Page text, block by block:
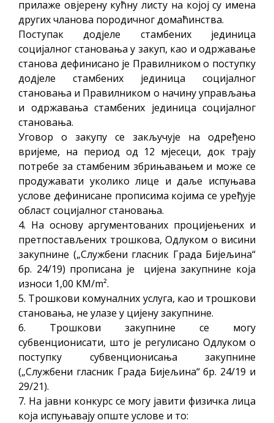
прилаже овјерену кућну листу на којој су имена
других чланова породичног домаћинства.
Поступак додјеле стамбених јединица
социјалног становања у закуп, као и одржавање
станова дефинисано је Правилником о поступку
додјеле стамбених јединица социјалног
становања и Правилником о начину управљања
и одржавања стамбених јединица социјалног
становања.
Уговор о закупу се закључује на одређено
вријеме, на период од 12 мјесеци, док трају
потребе за стамбеним збрињавањем и може се
продужавати уколико лице и даље испуњава
услове дефинисане прописима којима се уређује
област социјалног становања.
4. На основу аргументованих процијењених и
претпостављених трошкова, Одлуком о висини
закупнине („Службени гласник Града Бијељина“
бр. 24/19) прописана је цијена закупнине која
износи 1,00 КМ/m².
5. Трошкови комуналних услуга, као и трошкови
становања, не улазе у цијену закупнине.
6. Трошкови закупнине се могу
субвенционисати, што је регулисано Одлуком о
поступку субвенционисања закупнине
(„Службени гласник Града Бијељина“ бр. 24/19 и
29/21).
7. На јавни конкурс се могу јавити физичка лица
која испуњавају опште услове и то: